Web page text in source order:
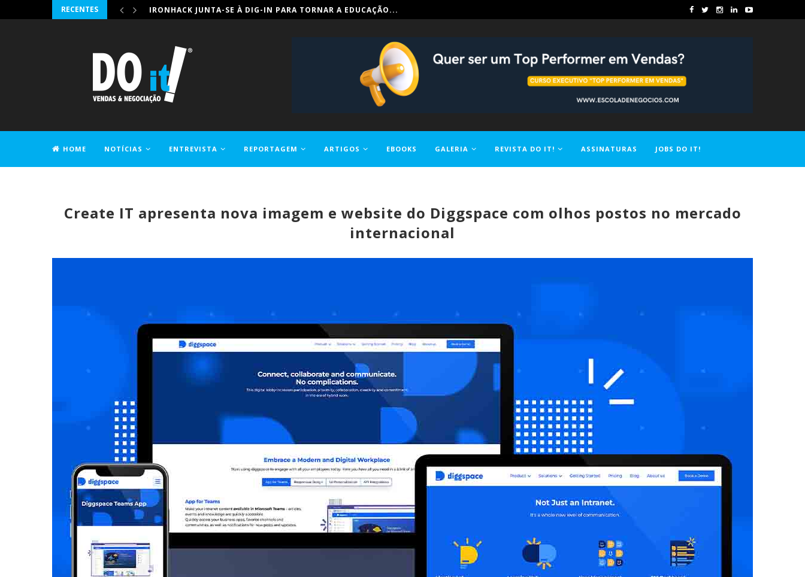
RECENTES IRONHACK JUNTA-SE À DIG-IN PARA TORNAR A EDUCAÇÃO...
HOME NOTÍCIAS ENTREVISTA REPORTAGEM ARTIGOS EBOOKS GALERIA REVISTA DO IT! ASSINATURAS JOBS DO IT!
Create IT apresenta nova imagem e website do Diggspace com olhos postos no mercado
internacional